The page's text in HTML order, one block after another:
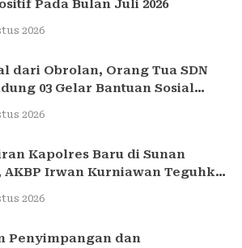
Pada Bulan Juli 2026
2026
dari Obrolan, Orang Tua SDN
03 Gelar Bantuan Sosial
yang Membutuhkan
2026
Kapolres Baru di Sunan
AKBP Irwan Kurniawan Teguhkan
Polri dan Ulama
2026
Penyimpangan dan